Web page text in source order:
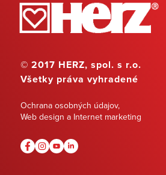
© 2017 HERZ, spol. s r.o.
Všetky práva vyhradené
Ochrana osobných údajov,
Web design a Internet marketing